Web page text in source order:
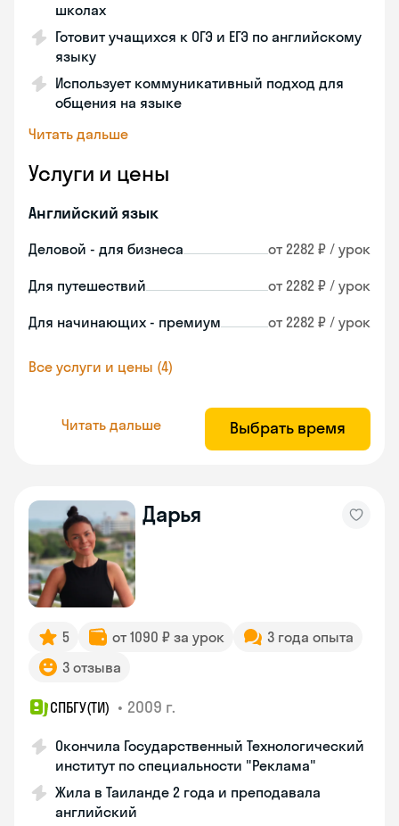
школах
Готовит учащихся к ОГЭ и ЕГЭ по английскому
языку
Использует коммуникативный подход для
общения на языке
Читать дальше
Услуги и цены
Английский язык
Деловой - для бизнеса от 2282 ₽ / урок
Для путешествий от 2282 ₽ / урок
Для начинающих - премиум от 2282 ₽ / урок
Все услуги и цены (4)
Читать дальше Выбрать время
Дарья
5 от 1090 ₽ за урок
3 года опыта
3 отзыва
СПБГУ(ТИ) • 2009 г.
Окончила Государственный Технологический
институт по специальности "Реклама"
Жила в Таиланде 2 года и преподавала
английский